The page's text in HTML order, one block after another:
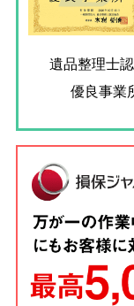
遺品整理士
優良事業